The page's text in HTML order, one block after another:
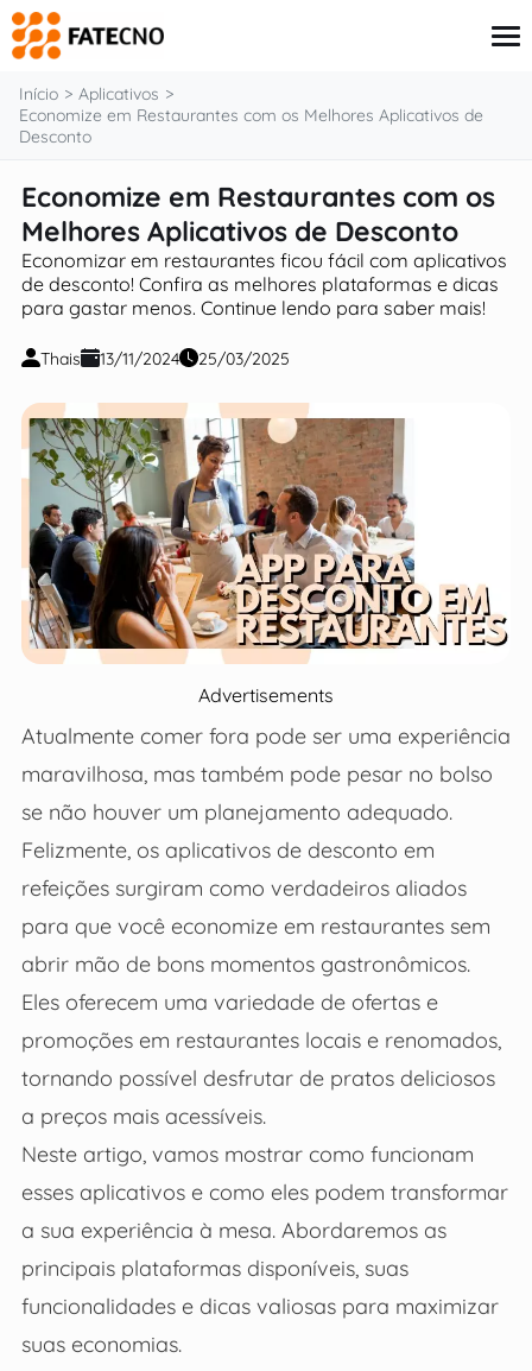
o
conteúdo
Tutoriais
Governo
Renda Extra
Finanças
Início
Aplicativos
Economize em Restaurantes com os Melhores Aplicativos de
Desconto
Economize em Restaurantes com os
Melhores Aplicativos de Desconto
Economizar em restaurantes ficou fácil com aplicativos
de desconto! Confira as melhores plataformas e dicas
para gastar menos. Continue lendo para saber mais!
Thais 13/11/2024 25/03/2025
Advertisements
Atualmente comer fora pode ser uma experiência
maravilhosa, mas também pode pesar no bolso
se não houver um planejamento adequado.
Felizmente, os aplicativos de desconto em
refeições surgiram como verdadeiros aliados
para que você economize em restaurantes sem
abrir mão de bons momentos gastronômicos.
Eles oferecem uma variedade de ofertas e
promoções em restaurantes locais e renomados,
tornando possível desfrutar de pratos deliciosos
a preços mais acessíveis.
Neste artigo, vamos mostrar como funcionam
esses aplicativos e como eles podem transformar
a sua experiência à mesa. Abordaremos as
principais plataformas disponíveis, suas
funcionalidades e dicas valiosas para maximizar
suas economias.